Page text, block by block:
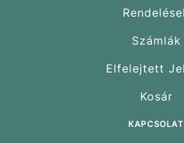
Számlák
Elfelejtett
Kosár
KAPCSOLAT